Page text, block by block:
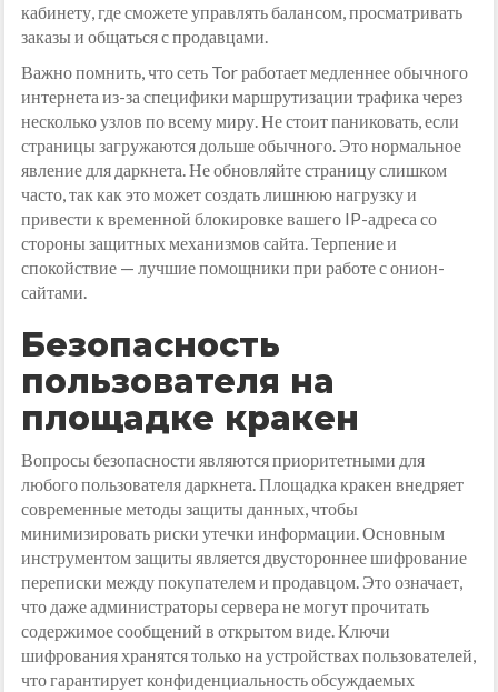
кабинету, где сможете управлять балансом, просматривать
заказы и общаться с продавцами.
Важно помнить, что сеть Tor работает медленнее обычного
интернета из-за специфики маршрутизации трафика через
несколько узлов по всему миру. Не стоит паниковать, если
страницы загружаются дольше обычного. Это нормальное
явление для даркнета. Не обновляйте страницу слишком
часто, так как это может создать лишнюю нагрузку и
привести к временной блокировке вашего IP-адреса со
стороны защитных механизмов сайта. Терпение и
спокойствие — лучшие помощники при работе с онион-
сайтами.
Безопасность
пользователя на
площадке кракен
Вопросы безопасности являются приоритетными для
любого пользователя даркнета. Площадка кракен внедряет
современные методы защиты данных, чтобы
минимизировать риски утечки информации. Основным
инструментом защиты является двустороннее шифрование
переписки между покупателем и продавцом. Это означает,
что даже администраторы сервера не могут прочитать
содержимое сообщений в открытом виде. Ключи
шифрования хранятся только на устройствах пользователей,
что гарантирует конфиденциальность обсуждаемых